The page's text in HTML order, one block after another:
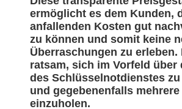
ermöglicht es dem Kunden,
anfallenden Kosten gut
zu können und somit keine
Überraschungen zu erleben.
ratsam, sich im Vorfeld über
des Schlüsselnotdienstes
und gegebenenfalls
einzuholen.